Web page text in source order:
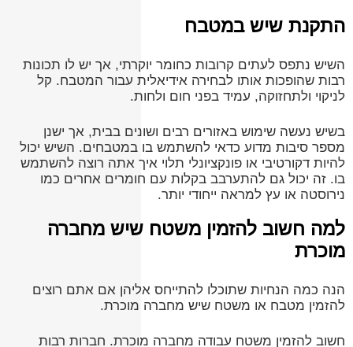
התקנת שיש במטבח
השיש נתפס לעתים קרובות כחומר יוקרתי, אך יש לו תכונות
רבות שהופכות אותו לבחירה אידיאלית עבור המטבח. קל
לניקוי ולתחזוקה, עמיד בפני חום ולחות.
בשיש נעשה שימוש באזורים רבים ושונים בבית, אך ישנן
מספר סיבות מדוע כדאי להשתמש בו במטבחים. השיש יכול
להיות דקורטיבי או פונקציונלי תלוי איך אתה רוצה להשתמש
בו. זה יכול גם להתערבב בקלות עם חומרים אחרים כמו
נירוסטה או עץ למראה ייחודי יותר.
למה חשוב להזמין משטח שיש מחברה
מוכרת
הנה כמה הנחיות שתוכלו להתייחס אליהן אם אתם רוצים
להזמין מטבח או משטח שיש מחברה מוכרת.
חשוב להזמין משטח עבודה מחברה מוכרת. חברות רבות